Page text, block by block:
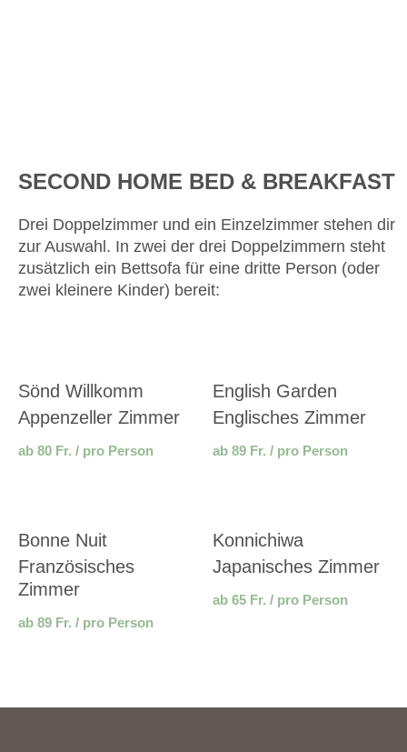
SECOND HOME BED & BREAKFAST
Drei Doppelzimmer und ein Einzelzimmer stehen dir
zur Auswahl. In zwei der drei Doppelzimmern steht
zusätzlich ein Bettsofa für eine dritte Person (oder
zwei kleinere Kinder) bereit:
Sönd Willkomm
Appenzeller Zimmer
ab 80 Fr. / pro Person
English Garden
Englisches Zimmer
ab 89 Fr. / pro Person
Bonne Nuit
Französisches
Zimmer
ab 89 Fr. / pro Person
Konnichiwa
Japanisches Zimmer
ab 65 Fr. / pro Person